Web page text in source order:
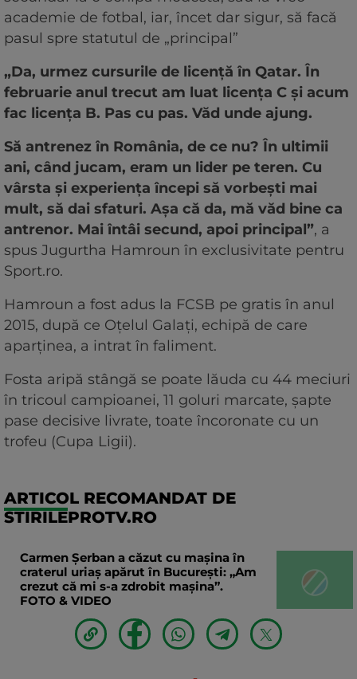
academie de fotbal, iar, încet dar sigur, să facă
pasul spre statutul de „principal”
„Da, urmez cursurile de licență în Qatar. În
februarie anul trecut am luat licența C și acum
fac licența B. Pas cu pas. Văd unde ajung.
Să antrenez în România, de ce nu? În ultimii
ani, când jucam, eram un lider pe teren. Cu
vârsta și experiența începi să vorbești mai
mult, să dai sfaturi. Așa că da, mă văd bine ca
antrenor. Mai întâi secund, apoi principal”, a
spus Jugurtha Hamroun în exclusivitate pentru
Sport.ro.
Hamroun a fost adus la FCSB pe gratis în anul
2015, după ce Oțelul Galați, echipă de care
aparținea, a intrat în faliment.
Fosta aripă stângă se poate lăuda cu 44 meciuri
în tricoul campioanei, 11 goluri marcate, șapte
pase decisive livrate, toate încoronate cu un
trofeu (Cupa Ligii).
ARTICOL RECOMANDAT DE
STIRILEPROTV.RO
Carmen Șerban a căzut cu mașina în
craterul uriaș apărut în București: „Am
crezut că mi s-a zdrobit mașina”.
FOTO & VIDEO